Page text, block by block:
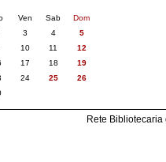
Ven Sab
Dom
3 4
5
10 11
12
17 18
19
24 25
26
Rete